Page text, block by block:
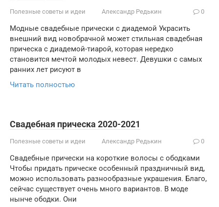
Полезные советы и идеи Александр Редькин 0
Модные свадебные прически с диадемой Украсить
внешний вид новобрачной может стильная свадебная
прическа с диадемой-тиарой, которая нередко
становится мечтой молодых невест. Девушки с самых
ранних лет рисуют в
Читать полностью
Свадебная прическа 2020-2021
Полезные советы и идеи Александр Редькин 0
Свадебные прически на короткие волосы с ободками
Чтобы придать прическе особенный праздничный вид,
можно использовать разнообразные украшения. Благо,
сейчас существует очень много вариантов. В моде
нынче ободки. Они